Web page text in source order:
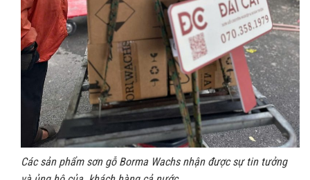
Các sản phẩm sơn gỗ Borma Wachs nhận được sự tin tưởng